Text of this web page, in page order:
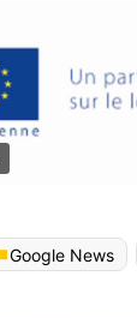
Google News